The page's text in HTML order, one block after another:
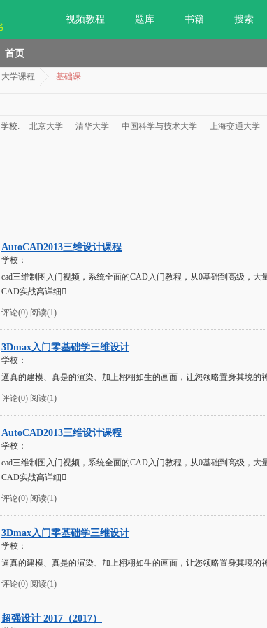
视频教程 题库 书籍 搜索
首页
大学课程 基础课
学校: 北京大学 清华大学 中国科学与技术大学 上海交通大学
AutoCAD2013三维设计课程
学校：
cad三维制图入门视频，系统全面的CAD入门教程，从0基础到高级，
CAD实战高详细
评论(0) 阅读(1)
3Dmax入门零基础学三维设计
学校：
逼真的建模、真是的渲染、加上栩栩如生的画面，让您领略置身其境的
评论(0) 阅读(1)
AutoCAD2013三维设计课程
学校：
cad三维制图入门视频，系统全面的CAD入门教程，从0基础到高级，
CAD实战高详细
评论(0) 阅读(1)
3Dmax入门零基础学三维设计
学校：
逼真的建模、真是的渲染、加上栩栩如生的画面，让您领略置身其境的
评论(0) 阅读(1)
超强设计 2017（2017）